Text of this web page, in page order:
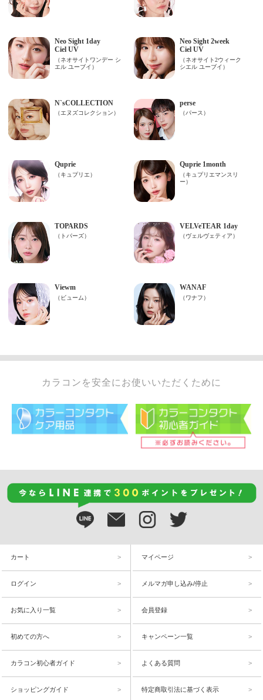
カラコンを安全にお使いいただくために
カート マイページ
ログイン メルマガ申し込み/停止
お気に入り一覧 会員登録
初めての方へ キャンペーン一覧
カラコン初心者ガイド よくある質問
ショッピングガイド 特定商取引法に基づく表示